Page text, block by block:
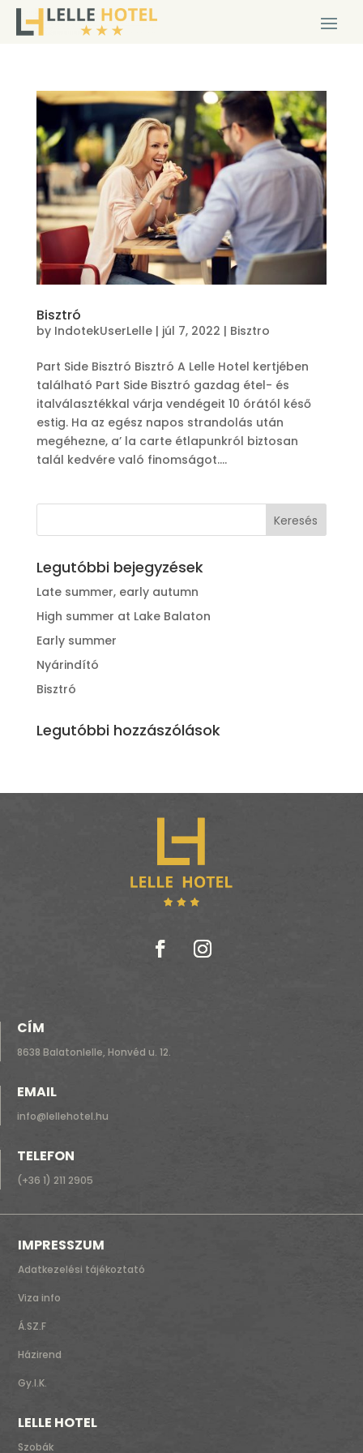
Bisztró
by IndotekUserLelle| júl 7, 2022 | Bisztro
Part Side Bisztró Bisztró A Lelle Hotel kertjében
található Part Side Bisztró gazdag étel- és
italválasztékkal várja vendégeit 10 órától késő
estig. Ha az egész napos strandolás után
megéhezne, a’ la carte étlapunkról biztosan
talál kedvére való finomságot....
Legutóbbi bejegyzések
Late summer, early autumn
High summer at Lake Balaton
Early summer
Nyárindító
Bisztró
Legutóbbi hozzászólások
CÍM
8638 Balatonlelle, Honvéd u. 12.
EMAIL
info@lellehotel.hu
TELEFON
(+36 1) 211 2905
IMPRESSZUM
Adatkezelési tájékoztató
Viza info
Á.SZ.F
Házirend
Gy.I.K.
LELLE HOTEL
Szobák